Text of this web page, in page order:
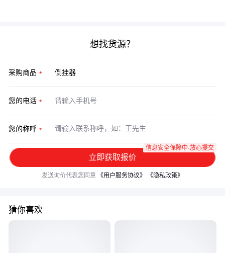
想找货源？
采购商品
您的电话
您的称呼
立即获取报价
信息安全保障中·放心提交
发送询价代表您同意 《用户服务协议》 《隐私政策》
猜你喜欢